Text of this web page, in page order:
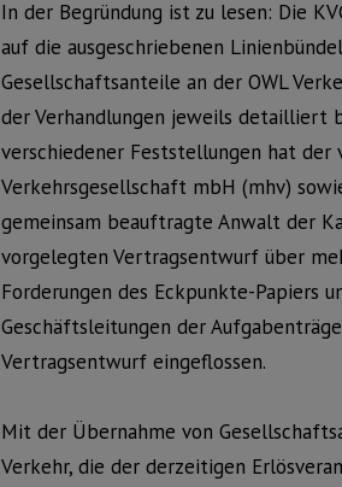
In der Begründung ist zu lesen: Die
auf die ausgeschriebenen
Gesellschaftsanteile an der OWL
der Verhandlungen jeweils detailliert
verschiedener Feststellungen hat
Verkehrsgesellschaft mbH (mhv)
gemeinsam beauftragte Anwalt der
vorgelegten Vertragsentwurf über
Forderungen des Eckpunkte-Papiers
Geschäftsleitungen der
Vertragsentwurf eingeflossen.
Mit der Übernahme von
Verkehr, die der derzeitigen